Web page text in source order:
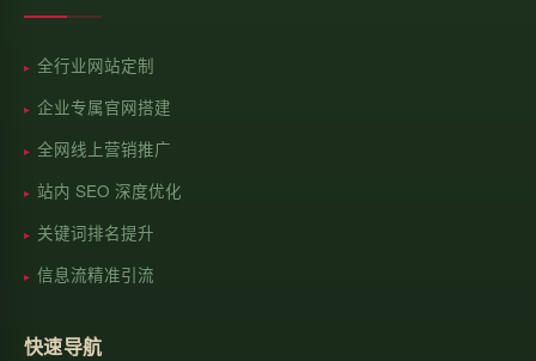
全行业网站定制
企业专属官网搭建
全网线上营销推广
站内 SEO 深度优化
关键词排名提升
信息流精准引流
快速导航